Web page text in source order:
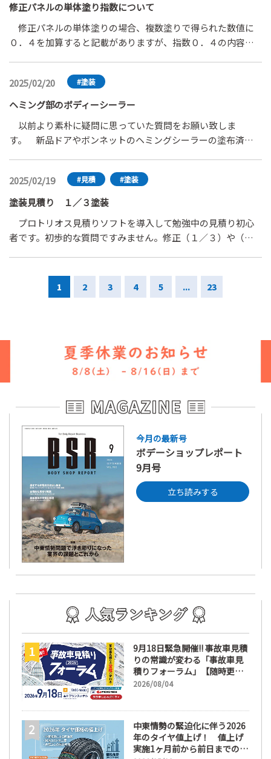
様にしたら求める事ができるでしょうか？年間を通じて平均
を出していきたいと思っていますので、ご指南ください。
の作業時間と材料代とを照らし合わせてもつり合いがとれて
いません。なぜ、ここに指数が存在しないのでしょうか？何
年来横行しているにもかかわらず、１パネル０．３時間とい
った具体的な指数が存在してこないのが不思議です。ご教授
願います。
修正パネルの単体塗り指数について
修正パネルの単体塗りの場合、複数塗りで得られた数値に
０．４を加算すると記載がありますが、指数０．４の内容は
2025/02/20 #塗装
ヘミング部のボディーシーラー
以前より素朴に疑問に思っていた質問をお願い致しま
す。 新品ドアやボンネットのヘミングシーラーの塗布済み
てある（トヨタ）のが混在するのはどうしてでしょうか？中
途半端というのはドアやボンネットを例えると、四隅に塗布
新車出荷時同様にやってくれれば、工場の手間が減るし、こ
ちらで塗布するシーラー乾燥までの時間短縮にもなるし、な
んにしても高価な新品で部品注文しているのにいつも未完成
いました。 各メーカーの考え方で行っていることは想定で
きますが、ご回答のほどよろしくお願いいたします。
2025/02/19 #見積 #塗装
塗装見積り １／３塗装
プロトリオス見積りソフトを導入して勉強中の見積り初心
者です。初歩的な質問ですみません。修正（１／３）や（１
ように測定するのでしょうか？縦２ｃｍ、横１０ｃｍの線傷
1 2 3 4 5 ... 23
今月の最新号
ボデーショップレポート
9月号
立ち読みする
9月18日緊急開催!! 事故車見積
りの常識が変わる「事故車見
積りフォーラム」【随時更
新】
2026/08/04
中東情勢の緊迫化に伴う2026
年のタイヤ値上げ！ 値上げ
実施1ヶ月前から前日までの期